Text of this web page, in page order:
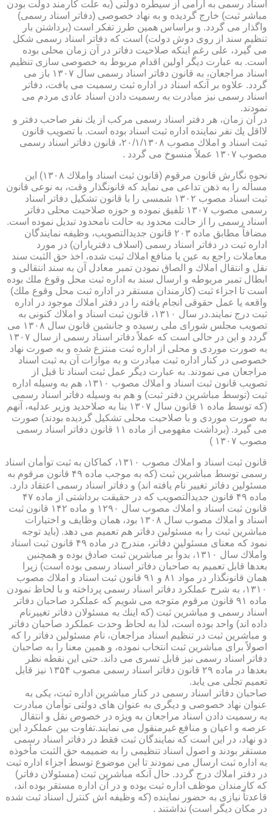
اسناد رسمی به آرامی از سیطره دولتی (به علت كارمند دولت بودن
مباشر ثبت) خارج گردیده و به نهاد خصوصی (دفاتر اسناد رسمی)
واگذار می گردد. و براساس همین طرز تفكر است (برداشتن بار
تنظیم سند از روی دوش دولت) است كه دفاتر اسناد رسمی شكل
می گیرد، علی رغم اینكه صلاحیت دفاتر در آن زمان محلی بوده
است. به عبارت دیگر اولین اقدام مربوط به خصوصی سازی تنظیم
اسناد مراجعان، به قانون دفاتر اسناد رسمی سال ۱۳۰۷ باز می
گردد. علاوه بر آنكه اسناد در اداره ثبت رسمیت می یافت، دفاتر
اسناد رسمی نیز مبادرت به رسمیت دادن اسناد عادی مردم می
نمودند.
در آن زمان، هر دفتر اسناد رسمی مركب از یك نفر صاحب دفتر و
لااقل یك نفر نماینده اداره ثبت اسناد بوده است. با تصویب قانون
ثبت اسناد و املاك مصوب ۲۰/۱/۱۳۰۸، قانون دفاتر اسناد رسمی
مصوب ۱۳۰۷ عملاً منسوخ می گردد .
نحوه نگارش قانون مرقوم (قانون ثبت اسناد واملاك ۱۳۰۸) این
مسأله را به ذهن تداعی می نماید كه قانونگذار وقت، به نوعی قانون
ثبت اسناد مصوب ۱۳۰۲ شمسی را با قانون تشكیل دفاتر اسناد
رسمی مصوب ۱۳۰۷ تلفیق نموده و حوزه صلاحیت محلی دفاتر
اسناد رسمی را از حالت محدود به حالت نامحدود تبدیل نموده است.
مضافاً مطابق ماده ۲۰۳ قانون جدیدالتصویب، وظیفه نمایندگان
اداره ثبت در دفاتر اسناد رسمی (اسلاف دفتریاران) در مورد
معاملات راجع به عین یا منافع املاك ثبت شده، اخذ حق الثبت سند
نقل و انتقال املاك و الصاق نمودن تمبر معادل آن به سند انتقالی و
ابطال تمبر مربوطه و ارسال سند به اداره ثبت محل وقوع ملك بوده
است تا اجزاء ثبت (كارمندان مستقر در اداره ثبت محل وقوع ملك)
واقعه یا عمل حقوقی انجام یافته را در دفتر املاك موجود در اداره
ثبت درج نمایند.در سال ۱۳۱۰، قانون ثبت اسناد و املاك كنونی به
تصویب مجلس شورای ملی رسیده و جانشین قانون سال ۱۳۰۸ می
گردد و این در حالی است كه عملاً دفاتر اسناد رسمی از سال ۱۳۰۷
به صورت موردی و محلی از اداره ثبت منتزع شده و به صورت نهاد
خصوصی در كنار اداره ثبت مبادرت و به موازات آن به ثبت اسناد
مراجعان می نمودند. به عبارت دیگر عمل ثبت اسناد تا قبل از
تصویب قانون ثبت اسناد و املاك مصوب ۱۳۱۰، هم به وسیله اداره
ثبت (توسط مباشرین دفتر ثبت) و هم به وسیله دفاتر اسناد رسمی
(كه توسط ماده ۱ قانون سال ۱۳۰۷ بنا به صلاحدید وزیر عدلیه، آنهم
به صورت موردی و با صلاحیت محلی تشكیل گردیده بودند) صورت
می گیرد. (برداشت مفهومی از ماده ۱۱ قانون دفاتر اسناد رسمی
مصوب ۱۳۰۷ )
قانون ثبت اسناد و املاك مصوب ۱۳۱۰، كماكان به ثبت توأمان اسناد
رسمی توسط مباشرین ثبت (كه به موجب ماده ۴۹ قانون مرقوم به
مسئولین دفاتر تغییر نام یافته اند) و دفاتر اسناد رسمی اعتقاد دارد.
ماده ۴۹ قانون جدیدالتصویب كه در حقیقت برداشتی از ماده ۴۷
قانون ثبت اسناد و املاك مصوب سال ۱۲۹۰ و ماده ۱۴۲ قانون ثبت
اسناد و املاك مصوب سال ۱۳۰۸ بود، همان وظایف و اختیارات
مباشرین ثبت را به مسئولین دفاتر هم تعمیم می دهد. (باید توجه
نمود كه معنای مسئولین دفاتر، مندرج در ماده ۴۹ قانون ثبت اسناد
واملاك سال ۱۳۱۰، بدواً بر مباشرین ثبت صادق بوده و همچنین
بعدها قابل تعمیم به صاحبان دفاتر اسناد رسمی بوده است) زیرا
همان قانونگذار در مواد ۸۱ و ۹۱ قانون ثبت اسناد و املاك مصوب
۱۳۱۰، به شرح عملكرد دفاتر اسناد رسمی پرداخته و با لحاظ نمودن
ماده ۹۱ قانون مرقوم متوجه می شویم كه عملكرد صاحبان دفاتر
اسناد رسمی و مباشرین ثبت (كه اینك به مسئولان دفاتر تغییرنام
داده اند) واحد بوده است، لذا به لحاظ وحدت عملكرد صاحبان دفاتر
و مباشرین ثبت در تنظیم اسناد مراجعان، نام مسئولین دفاتر را كه
اصولاً برای مباشرین ثبت انتخاب نموده، و همین معنا را به صاحبان
دفاتر اسناد رسمی نیز قابل تسری می داند. حتی این نقطه نظر
بعدها در ماده ۲۹ قانون دفاتر اسناد رسمی مصوب ۱۳۵۴ نیز قابل
تعمیم تجلی می یابد.
صاحبان دفاتر اسناد رسمی در كنار مباشرین اداره ثبت، یكی به
عنوان نهاد خصوصی و دیگری به عنوان های دولتی توأمان مبادرت
به رسمیت دادن اسناد مراجعان به ویژه در خصوص نقل و انتقال
عرصه و اعیان و منافع غیرمنقول می نمایند.تفاوت بین عملكرد این
دو نهاد، در این است كه نمایندگان ثبت فقط در دفاتر اسناد رسمی
مستقر بودند و اصول اسناد تنظیمی را به ضمیمه حق الثبت مأخوذه
به اداره ثبت ارسال می نمودند تا این موضوع توسط اجزاء اداره ثبت
در دفتر املاك درج گردد. حال آنكه مباشرین ثبت (مسئولان دفاتر)
كه كارمندان موظف اداره ثبت بوده و در آن اداره مستقر بوده اند،
قاعدتاً نیازی به حضور نماینده (كه وظیفه اش كنترل اسناد ثبت شده
در مكان دیگر است) نداشتند .